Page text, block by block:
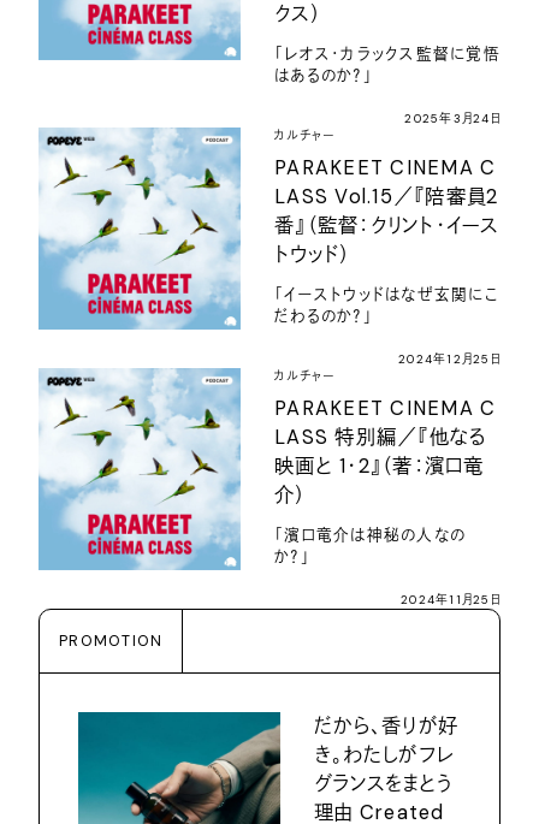
クス）
「レオス・カラックス監督に覚悟
はあるのか？」
2025年3月24日
カルチャー
PARAKEET CINEMA C
LASS Vol.15／『陪審員2
番』（監督：クリント・イース
トウッド）
「イーストウッドはなぜ玄関にこ
だわるのか？」
2024年12月25日
カルチャー
PARAKEET CINEMA C
LASS 特別編／『他なる
映画と 1・2』（著：濱口竜
介）
「濱口竜介は神秘の人なの
か？」
2024年11月25日
PROMOTION
だから、香りが好
き。わたしがフレ
グランスをまとう
理由 Created